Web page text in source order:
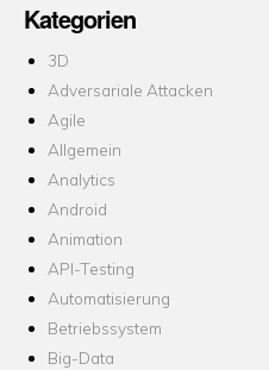
Kategorien
3D
Adversariale Attacken
Agile
Allgemein
Analytics
Android
Animation
API-Testing
Automatisierung
Betriebssystem
Big-Data